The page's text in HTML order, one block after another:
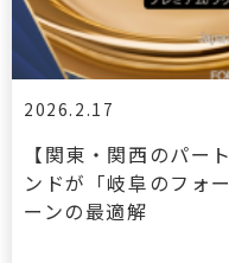
2026.2.17
【関東・関西のパー
ンドが「岐阜のフォ
ーンの最適解